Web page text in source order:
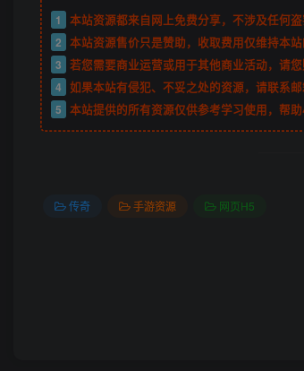
1
本站资源都来自网上免费分享，不涉及任何盗
2 本站资源售价只是赞助，收取费用仅维持本站
3 若您需要商业运营或用于其他商业活动，请您
4 如果本站有侵犯、不妥之处的资源，请联系
5 本站提供的所有资源仅供参考学习使用，帮
传奇 手游资源 网页H5